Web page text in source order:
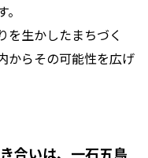
を生かしたまちづく
からその可能性を広げ
合いは、一石五鳥